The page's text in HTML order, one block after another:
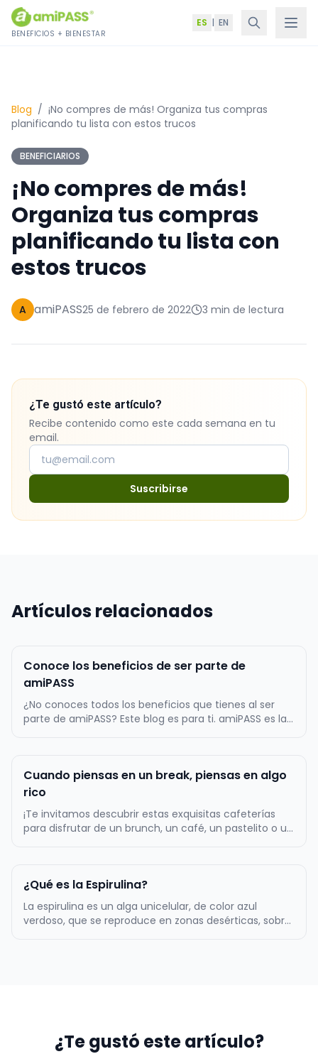
Saltar al contenido
BENEFICIOS + BIENESTAR
ES | EN
Blog / ¡No compres de más! Organiza tus compras
planificando tu lista con estos trucos
BENEFICIARIOS
¡No compres de más!
Organiza tus compras
planificando tu lista con
estos trucos
A amiPASS25 de febrero de 2022 3 min de lectura
¿Te gustó este artículo?
Recibe contenido como este cada semana en tu
email.
Suscribirse
Artículos relacionados
Conoce los beneficios de ser parte de
amiPASS
¿No conoces todos los beneficios que tienes al ser
parte de amiPASS? Este blog es para ti. amiPASS es la
más de 500.000 usuarios…
Cuando piensas en un break, piensas en algo
rico
¡Te invitamos descubrir estas exquisitas cafeterías
para disfrutar de un brunch, un café, un pastelito o un
sándwich acompañado…
¿Qué es la Espirulina?
La espirulina es un alga unicelular, de color azul
verdoso, que se reproduce en zonas desérticas, sobre
¿Te gustó este artículo?